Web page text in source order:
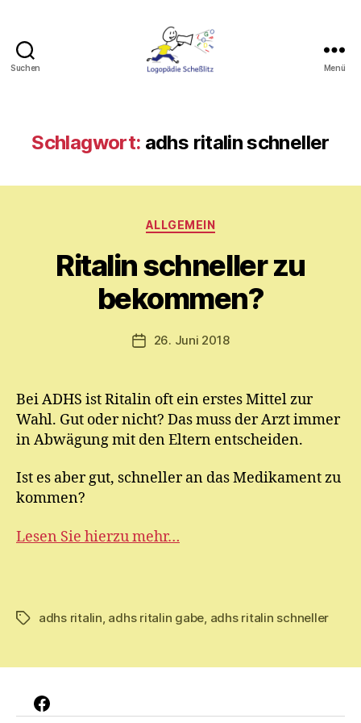
Suchen Menü
Schlagwort: adhs ritalin schneller
Kategorien
ALLGEMEIN
Ritalin schneller zu
bekommen?
Beitragsautor
V
n
M
y
ri
m
ic
h
el
Veröffentlichungsdatum
26. Juni 2018
Bei ADHS ist Ritalin oft ein erstes Mittel zur
Wahl. Gut oder nicht? Das muss der Arzt immer
in Abwägung mit den Eltern entscheiden.
Ist es aber gut, schneller an das Medikament zu
kommen?
Lesen Sie hierzu mehr…
Schlagwörter
adhs ritalin, adhs ritalin gabe, adhs ritalin schneller
Facebook